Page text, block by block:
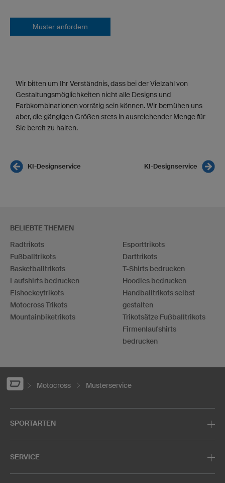
Muster anfordern
Wir bitten um Ihr Verständnis, dass bei der Vielzahl von
Gestaltungsmöglichkeiten nicht alle Designs und
Farbkombinationen vorrätig sein können. Wir bemühen uns
aber, die gängigen Größen stets in ausreichender Menge für
Sie bereit zu halten.
KI-Designservice KI-Designservice
BELIEBTE THEMEN
Radtrikots
Fußballtrikots
Basketballtrikots
Laufshirts bedrucken
Eishockeytrikots
Motocross Trikots
Mountainbiketrikots
Esporttrikots
Darttrikots
T-Shirts bedrucken
Hoodies bedrucken
Handballtrikots selbst
gestalten
Trikotsätze Fußballtrikots
Firmenlaufshirts
bedrucken
Motocross Musterservice
SPORTARTEN
SERVICE